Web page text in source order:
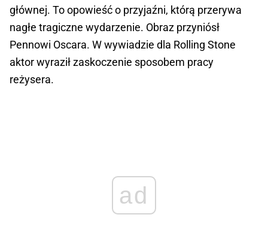
głównej. To opowieść o przyjaźni, którą przerywa
nagłe tragiczne wydarzenie. Obraz przyniósł
Pennowi Oscara. W wywiadzie dla Rolling Stone
aktor wyraził zaskoczenie sposobem pracy
reżysera.
ad